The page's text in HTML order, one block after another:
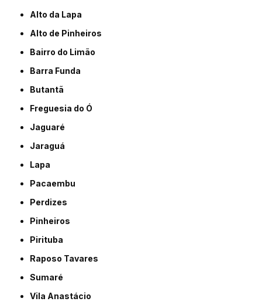
Alto da Lapa
Alto de Pinheiros
Bairro do Limão
Barra Funda
Butantã
Freguesia do Ó
Jaguaré
Jaraguá
Lapa
Pacaembu
Perdizes
Pinheiros
Pirituba
Raposo Tavares
Sumaré
Vila Anastácio